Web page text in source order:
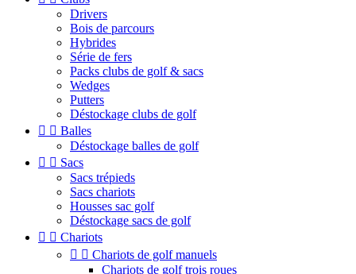
Drivers
Bois de parcours
Hybrides
Série de fers
Packs clubs de golf & sacs
Wedges
Putters
Déstockage clubs de golf
  Balles
Déstockage balles de golf
  Sacs
Sacs trépieds
Sacs chariots
Housses sac golf
Déstockage sacs de golf
  Chariots
  Chariots de golf manuels
Chariots de golf trois roues